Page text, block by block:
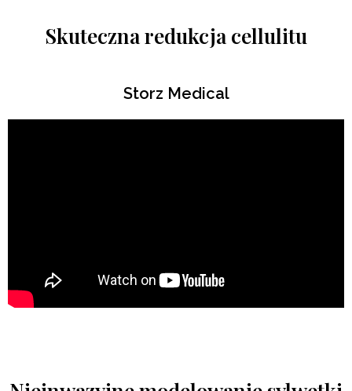
Skuteczna redukcja cellulitu
Storz Medical